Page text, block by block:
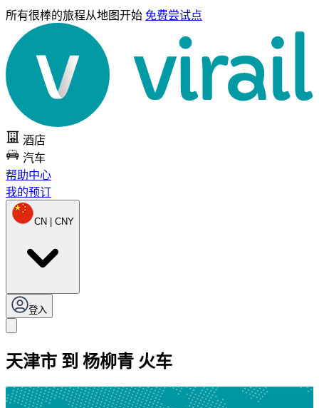
所有很棒的旅程从地图开始 免费尝试点
酒店
汽车
帮助中心
我的预订
CN | CNY
登入
天津市 到 杨柳青 火车